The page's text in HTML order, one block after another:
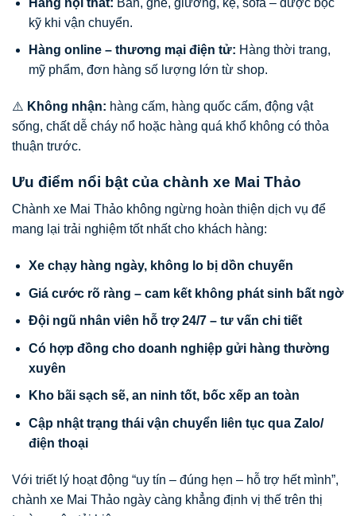
kỹ khi vận chuyển.
Hàng online – thương mại điện tử: Hàng thời trang,
mỹ phẩm, đơn hàng số lượng lớn từ shop.
⚠️ Không nhận: hàng cấm, hàng quốc cấm, động vật
sống, chất dễ cháy nổ hoặc hàng quá khổ không có thỏa
thuận trước.
Ưu điểm nổi bật của chành xe Mai Thảo
Chành xe Mai Thảo không ngừng hoàn thiện dịch vụ để
mang lại trải nghiệm tốt nhất cho khách hàng:
Xe chạy hàng ngày, không lo bị dồn chuyến
Giá cước rõ ràng – cam kết không phát sinh bất ngờ
Đội ngũ nhân viên hỗ trợ 24/7 – tư vấn chi tiết
Có hợp đồng cho doanh nghiệp gửi hàng thường
xuyên
Kho bãi sạch sẽ, an ninh tốt, bốc xếp an toàn
Cập nhật trạng thái vận chuyển liên tục qua Zalo/
điện thoại
Với triết lý hoạt động “uy tín – đúng hẹn – hỗ trợ hết mình”,
chành xe Mai Thảo ngày càng khẳng định vị thế trên thị